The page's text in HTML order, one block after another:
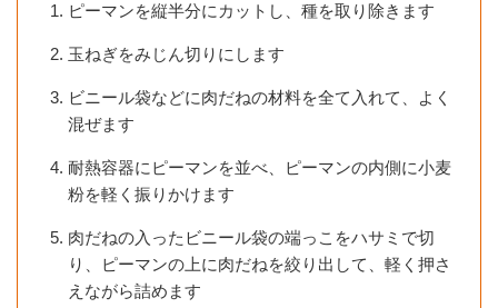
ピーマンを縦半分にカットし、種を取り除きます
玉ねぎをみじん切りにします
ビニール袋などに肉だねの材料を全て入れて、よく
混ぜます
耐熱容器にピーマンを並べ、ピーマンの内側に小麦
粉を軽く振りかけます
肉だねの入ったビニール袋の端っこをハサミで切
り、ピーマンの上に肉だねを絞り出して、軽く押さ
えながら詰めます